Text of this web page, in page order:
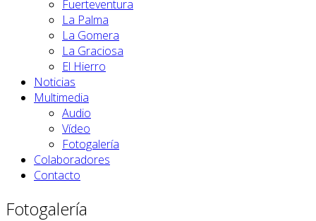
Fuerteventura
La Palma
La Gomera
La Graciosa
El Hierro
Noticias
Multimedia
Audio
Vídeo
Fotogalería
Colaboradores
Contacto
Fotogalería